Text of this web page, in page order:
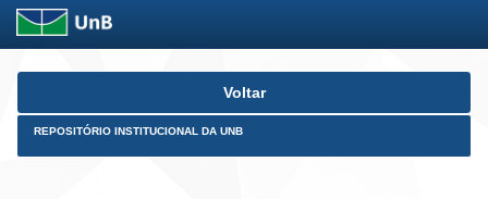
Skip
Voltar
REPOSITÓRIO INSTITUCIONAL DA UNB